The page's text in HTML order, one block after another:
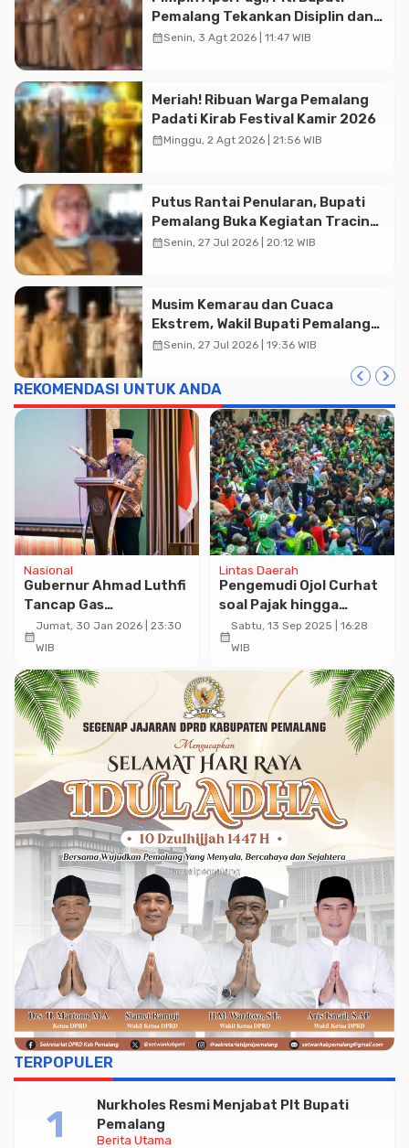
Pemalang Tekankan Disiplin dan
Soliditas ASN untuk Pelayanan
calendar_monthSenin, 3 Agt 2026 | 11:47 WIB
Meriah! Ribuan Warga Pemalang
Padati Kirab Festival Kamir 2026
calendar_monthMinggu, 2 Agt 2026 | 21:56 WIB
Putus Rantai Penularan, Bupati
Pemalang Buka Kegiatan Tracing
TBC Terintegrasi di Mulyoharjo
calendar_monthSenin, 27 Jul 2026 | 20:12 WIB
Musim Kemarau dan Cuaca
Ekstrem, Wakil Bupati Pemalang
Ingatkan ASN Waspada Bahaya
calendar_monthSenin, 27 Jul 2026 | 19:36 WIB
REKOMENDASI UNTUK ANDA
Nasional
Gubernur Ahmad Luthfi
Tancap Gas
Swasembada 2026 Usai
Diapresiasi Presiden
calendar_month
Jumat, 30 Jan 2026 | 23:30
WIB
Lintas Daerah
Pengemudi Ojol Curhat
soal Pajak hingga
Perlindungan Srikandi
kepada Gubernur
calendar_month
Sabtu, 13 Sep 2025 | 16:28
WIB
TERPOPULER
Berita Utama
Nurkholes Resmi Menjabat Plt Bupati
Pemalang